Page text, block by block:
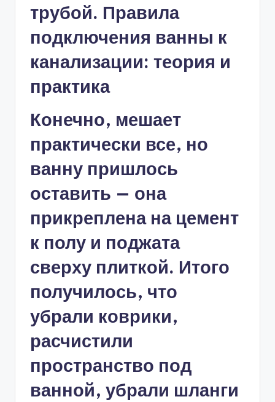
Конечно, мешает
практически все, но
ванну пришлось
оставить — она
прикреплена на цемент
к полу и поджата
сверху плиткой. Итого
получилось, что
убрали коврики,
расчистили
пространство под
ванной, убрали шланги